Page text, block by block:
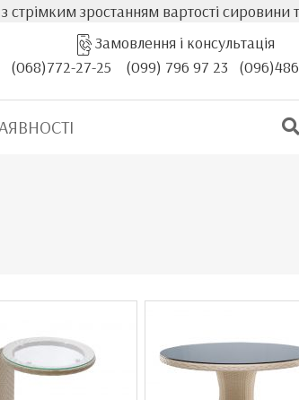
зростанням вартості сировини та
Замовлення і консультація
(068)772-27-25
(099) 796 97 23